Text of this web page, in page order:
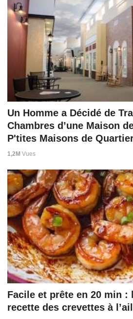
Un Homme a Décidé de
Chambres d’une Maison
P'tites Maisons de
1,2M Vues
Facile et prête en 20 min :
recette des crevettes à